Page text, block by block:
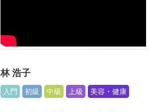
林 浩子
入門 初級 中級 上級 美容・健康